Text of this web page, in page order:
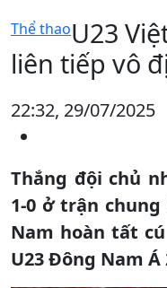
Thể thaoU23
liên tiếp vô
22:32, 29/07/2025
Thắng đội chủ
1-0 ở trận chung
Nam hoàn tất
U23 Đông Nam Á